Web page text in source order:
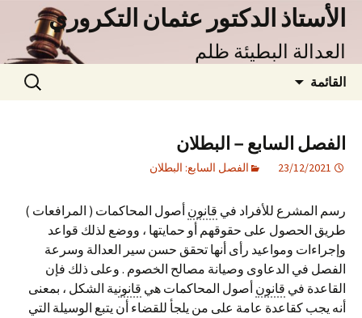
انتقل
المحتوى
الأستاذ الدكتور عثمان التكروري
العدالة البطيئة ظلم
القائمة
البحث
عن:
الفصل السابع – البطلان
23/12/2021 الفصل السابع: البطلان
رسم المشرع للأفراد في قانون أصول المحاكمات ( المرافعات )
طريق الحصول على حقوقهم أو حمايتها ، ووضع لذلك قواعد
وإجراءات ومواعيد رأى أنها تحقق حسن سير العدالة وسرعة
الفصل في الدعاوى وصيانة مصالح الخصوم . وعلى ذلك فإن
القاعدة في قانون أصول المحاكمات هي قانونية الشكل ، بمعنى
أنه يجب كقاعدة عامة على من يلجأ للقضاء أن يتبع الوسيلة التي